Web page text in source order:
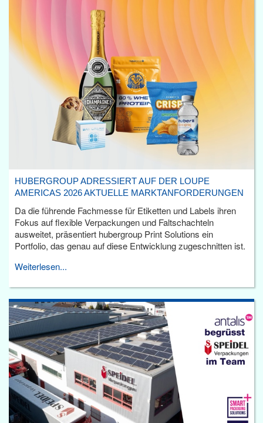
HUBERGROUP ADRESSIERT AUF DER LOUPE
AMERICAS 2026 AKTUELLE MARKTANFORDERUNGEN
Da die führende Fachmesse für Etiketten und Labels ihren
Fokus auf flexible Verpackungen und Faltschachteln
ausweitet, präsentiert hubergroup Print Solutions ein
Portfolio, das genau auf diese Entwicklung zugeschnitten ist.
Weiterlesen...